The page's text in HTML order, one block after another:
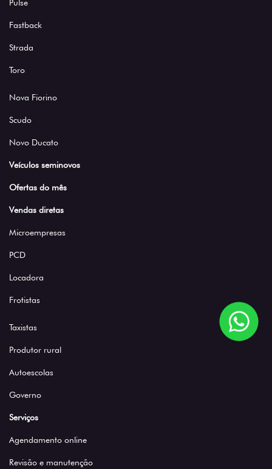
Pulse
Fastback
Strada
Toro
Nova Fiorino
Scudo
Novo Ducato
Veículos seminovos
Ofertas do mês
Vendas diretas
Microempresas
PCD
Locadora
Frotistas
Taxistas
Produtor rural
Autoescolas
Governo
Serviços
Agendamento online
Revisão e manutenção